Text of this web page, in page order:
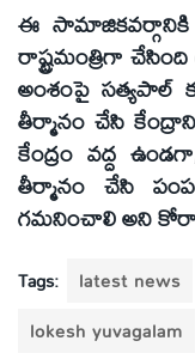
ఈ సామాజికవర్గానికి
రాష్ట్రమంత్రిగా
అంశంపై సత్యపాల్
తీర్మానం చేసి
కేంద్రం వద్ద
తీర్మానం చేసి
గమనించాలి అని
Tags: latest news
lokesh yuvagalam